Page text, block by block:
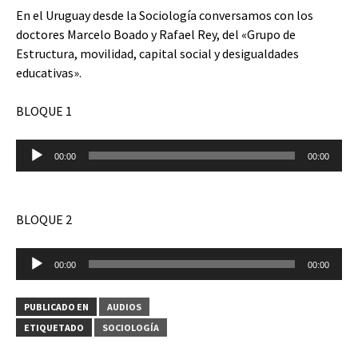
En el Uruguay desde la Sociología conversamos con los
doctores Marcelo Boado y Rafael Rey, del «Grupo de
Estructura, movilidad, capital social y desigualdades
educativas».
BLOQUE 1
Reproductor
00:00 00:00
BLOQUE 2
Reproductor
audio
00:00 00:00
PUBLICADO EN
AUDIOS
ETIQUETADO
SOCIOLOGÍA